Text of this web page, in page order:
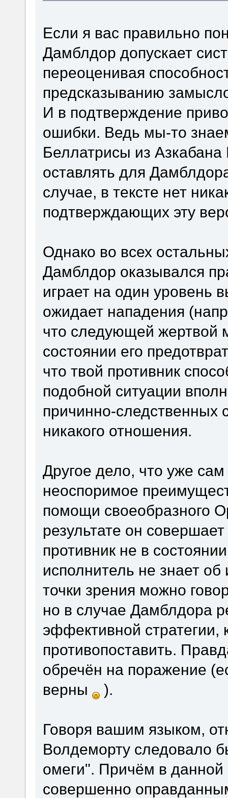
Если я вас правильно
Дамблдор допускает
переоценивая
предсказыванию
И в подтверждение
ошибки. Ведь мы-то
Беллатрисы из
оставлять для
случае, в тексте нет
подтверждающих эту
Однако во всех
Дамблдор оказывался
играет на один уровень
ожидает нападения
что следующей жертвой
состоянии его
что твой противник
подобной ситуации
причинно-следственных
никакого отношения.
Другое дело, что уже
неоспоримое
помощи своеобразного
результате он
противник не в
исполнитель не знает
точки зрения можно
но в случае Дамблдора
эффективной стратегии,
противопоставить.
обречён на поражение
верны
).
Говоря вашим языком,
Волдеморту следовало
омеги". Причём в
совершенно